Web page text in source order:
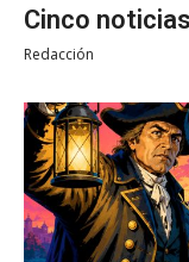
Cinco
Redacción